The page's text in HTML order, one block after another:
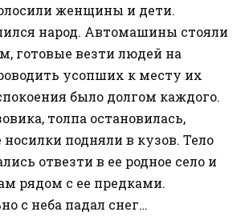
женщины и дети.
народ. Автомашины стояли
готовые везти людей на
усопших к месту их
было долгом каждого.
толпа остановилась,
подняли в кузов. Тело
отвезти в ее родное село и
рядом с ее предками.
с неба падал снег…